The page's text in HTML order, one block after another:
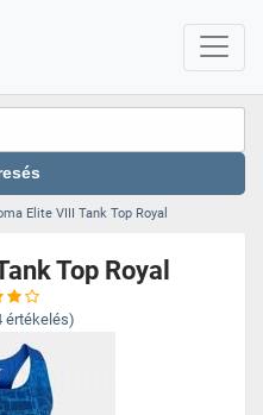
Elite VIII Tank Top Royal
Top Royal
értékelés)